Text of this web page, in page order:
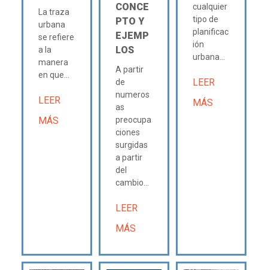
La traza
urbana
se refiere
a la
manera
en que...
LEER
MÁS
CONCE
PTO Y
EJEMP
LOS
A partir
de
numeros
as
preocupa
ciones
surgidas
a partir
del
cambio...
LEER
MÁS
cualquier
tipo de
planificac
ión
urbana...
LEER
MÁS